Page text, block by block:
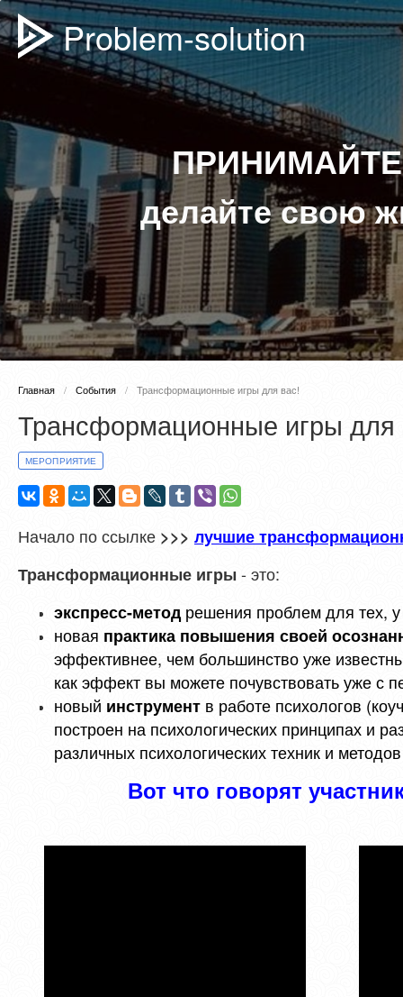
Problem-solution
делайте свою
Главная События Трансформационные игры для вас!
Трансформационные игры для
МЕРОПРИЯТИЕ
Начало по ссылке >>> лучшие
Трансформационные игры- это:
экспресс-метод решения проблем для тех,
новая практика повышения своей
эффективнее, чем большинство уже
как эффект вы можете почувствовать уже с
новый инструмент в работе психологов
построен на психологических принципах и
различных психологических техник и
Вот что говорят